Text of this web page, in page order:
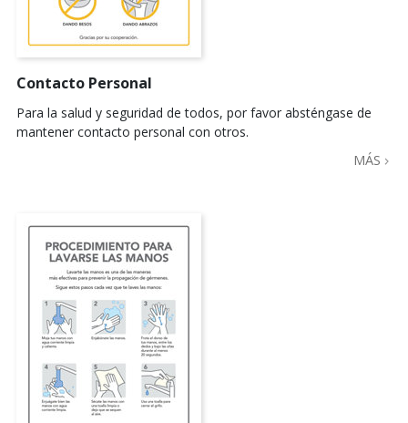
Contacto Personal
Para la salud y seguridad de todos, por favor absténgase de
mantener contacto personal con otros.
MÁS